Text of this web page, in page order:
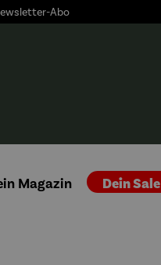
Abo
Magazin Dein Sale